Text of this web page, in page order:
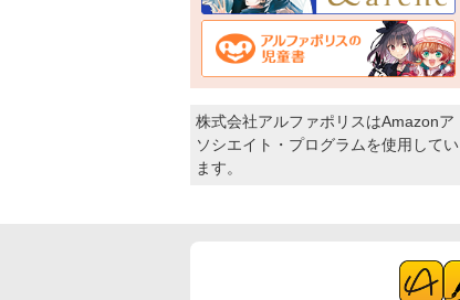
株式会社アルファポリスはAmazonア
ソシエイト・プログラムを使用してい
ます。